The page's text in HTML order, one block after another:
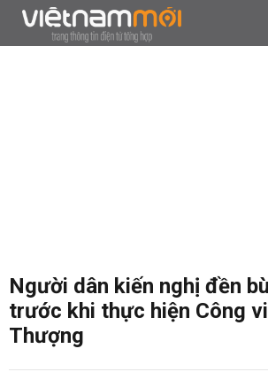
Người dân kiến nghị đền
trước khi thực hiện Công
Thượng